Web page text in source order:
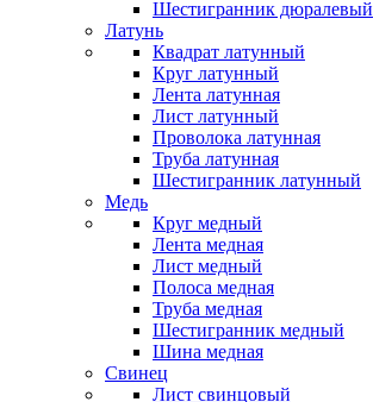
Шестигранник дюралевый
Латунь
Квадрат латунный
Круг латунный
Лента латунная
Лист латунный
Проволока латунная
Труба латунная
Шестигранник латунный
Медь
Круг медный
Лента медная
Лист медный
Полоса медная
Труба медная
Шестигранник медный
Шина медная
Свинец
Лист свинцовый